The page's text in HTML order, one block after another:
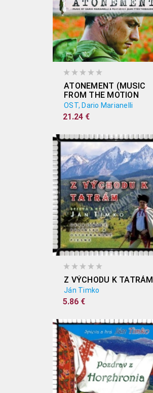
ATONEMENT (MUSIC
FROM THE MOTION
PICTURE)
OST, Dario Marianelli
21.24 €
Z VÝCHODU K TATRÁM
Ján Timko
5.86 €